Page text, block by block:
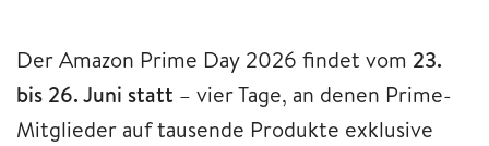
Der Amazon Prime Day 2026 findet vom 23.
bis 26. Juni statt – vier Tage, an denen Prime-
Mitglieder auf tausende Produkte exklusive